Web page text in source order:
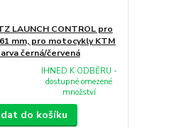
LAUNCH CONTROL pro
mm, pro motocykly KTM
černá/červená
IHNED K ODBĚRU -
dostupné omezené
množství
do košíku